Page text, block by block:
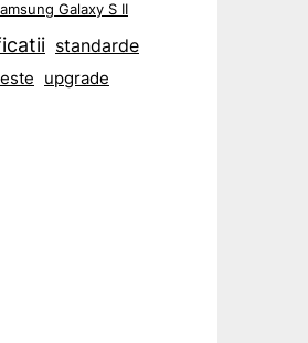
Galaxy S II
standarde
upgrade